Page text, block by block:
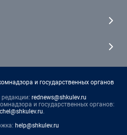
и государственных органов
rednews@shkulev.ru
и государственных органов:
.
help@shkulev.ru